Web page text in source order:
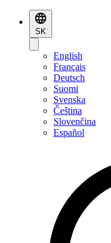
SK
English
Français
Deutsch
Suomi
Svenska
Čeština
Slovenčina
Español